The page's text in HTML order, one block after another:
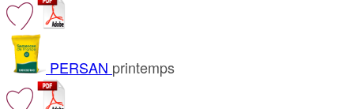
PERSAN printemps